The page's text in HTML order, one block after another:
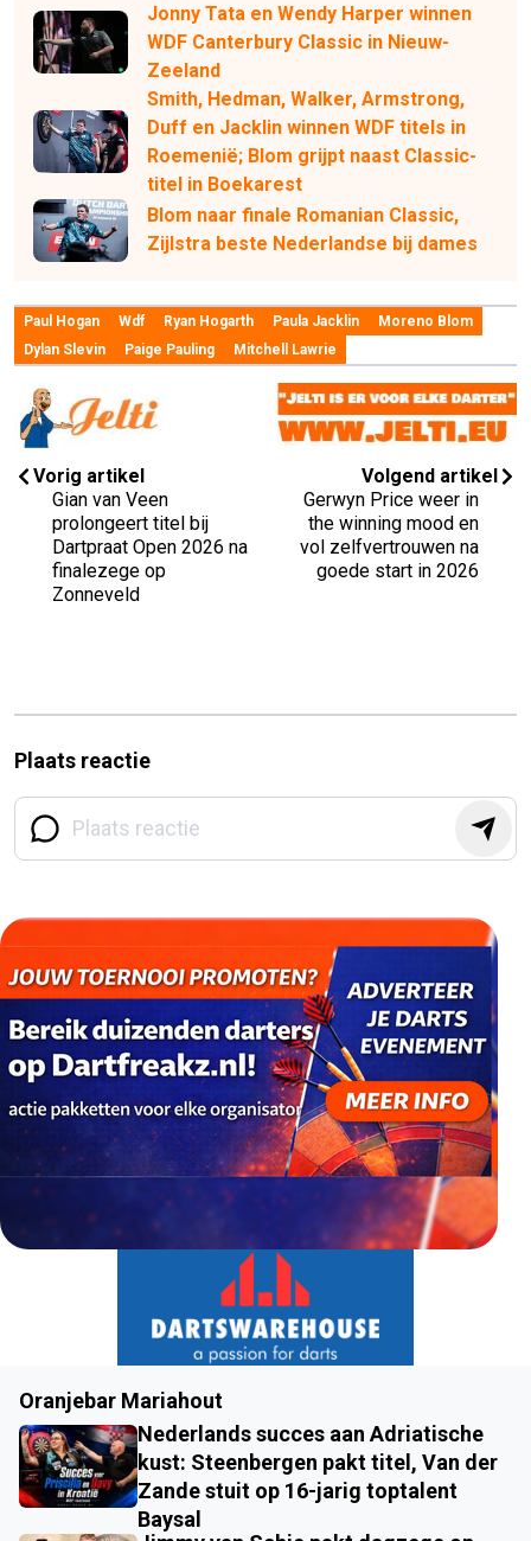
Jonny Tata en Wendy Harper winnen
WDF Canterbury Classic in Nieuw-
Zeeland
Smith, Hedman, Walker, Armstrong,
Duff en Jacklin winnen WDF titels in
Roemenië; Blom grijpt naast Classic-
titel in Boekarest
Blom naar finale Romanian Classic,
Zijlstra beste Nederlandse bij dames
Paul Hogan Wdf Ryan Hogarth Paula Jacklin
Moreno Blom
Dylan Slevin
Paige Pauling Mitchell Lawrie
Vorig artikel
Gian van Veen
prolongeert titel bij
Dartpraat Open 2026 na
finalezege op
Zonneveld
Volgend artikel
Gerwyn Price weer in
the winning mood en
vol zelfvertrouwen na
goede start in 2026
Plaats reactie
Oranjebar Mariahout
Nederlands succes aan Adriatische
kust: Steenbergen pakt titel, Van der
Zande stuit op 16-jarig toptalent
Baysal